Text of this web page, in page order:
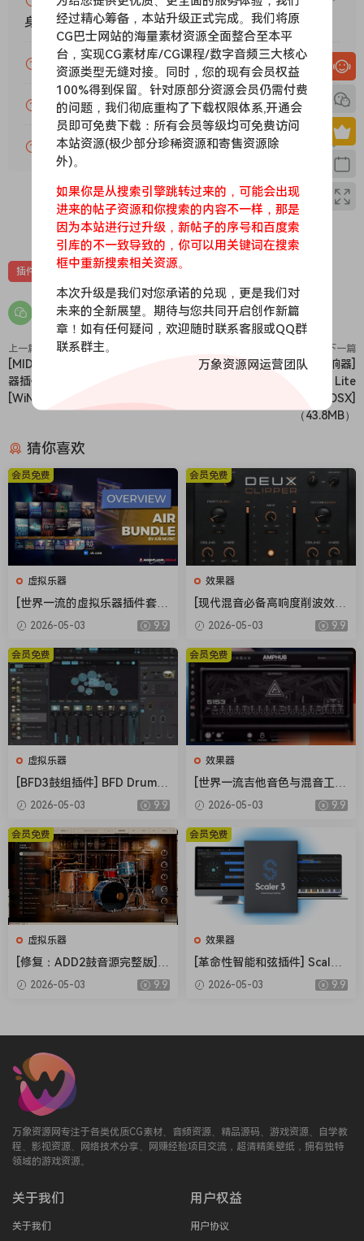
身VIP）吗？
为什么付款了未开通VIP会员？
账号可以分享或者借给别人用吗？
VIP会员剩余时间查询？
0 0
插件 效果器 苹果 苹果效果器
上一篇
[MIDI随机生成步进音序器和合成
器插件] granvia Fantamidi v1.1.0
[WiN, MacOSX]（13MB）
下一篇
[世界上最具音乐性的混响器]
Eventide Temperance Lite
v1.0.5-FLARE [U2B] [MacOSX]
（43.8MB）
猜你喜欢
虚拟乐器
[世界一流的虚拟乐器插件套
装] AIR Music Technology In
struments Bundle 2025-R2
R [WiN]（5.92GB）
2026-05-03 9.9
会员免费
效果器
[现代混音必备高响度削波效果
插件] Audioloom Maciel Aud
io Deux Clipper v1.0.0 [WiN,
MacOSX]（34.5MB+145MB)
2026-05-03 9.9
会员免费
虚拟乐器
[BFD3鼓组插件] BFD Drums
BFD3 v3.5.0.49-R2R [WiN]
2026-05-03 9.9
会员免费
效果器
[世界一流吉他音色与混音工具
全套合集] STL Tones Bundle
v2026.04 [WiN, MacOSX]（1.
48GB+3.34GB）
2026-05-03 9.9
会员免费
虚拟乐器
[修复：ADD2鼓音源完整版] X
LN Audio Addictive Drums 2
Complete v2.9.0.4 FIXED ON
2026-05-03 9.9
会员免费
效果器
[革命性智能和弦插件] Scaler
Music Scaler 3 v3.2.2 Regge
d-HCiSO [MacOSX]（1.45G
2026-05-03 9.9
会员免费
万象资源网专注于各类优质CG素材、音频资源、精品源码、游戏资源、自学教
程、影视资源、网络技术分享、网赚经验项目交流，超清精美壁纸，拥有独特
领域的游戏资源。
关于我们
关于我们
用户权益
用户协议
经过精心筹备，本站升级正式完成。我们将原
CG巴士网站的海量素材资源全面整合至本平
台，实现CG素材库/CG课程/数字音频三大核心
资源类型无缝对接。同时，您的现有会员权益
100%得到保留。针对原部分资源会员仍需付费
的问题，我们彻底重构了下载权限体系,开通会
员即可免费下载：所有会员等级均可免费访问
本站资源(极少部分珍稀资源和寄售资源除
外)。
如果你是从搜索引擎跳转过来的，可能会出现
进来的帖子资源和你搜索的内容不一样，那是
因为本站进行过升级，新帖子的序号和百度索
引库的不一致导致的，你可以用关键词在搜索
框中重新搜索相关资源。
本次升级是我们对您承诺的兑现，更是我们对
未来的全新展望。期待与您共同开启创作新篇
章！如有任何疑问，欢迎随时联系客服或QQ群
联系群主。
万象资源网运营团队